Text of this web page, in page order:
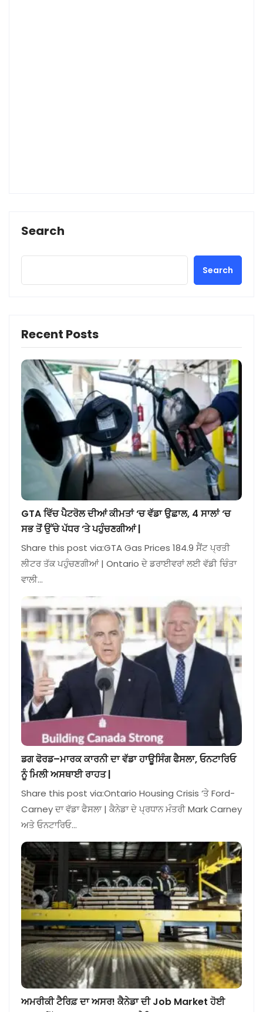
Search
Search
Recent Posts
GTA ਵਿੱਚ ਪੈਟਰੋਲ ਦੀਆਂ ਕੀਮਤਾਂ ‘ਚ ਵੱਡਾ ਉਛਾਲ, 4 ਸਾਲਾਂ ‘ਚ
ਸਭ ਤੋਂ ਉੱਚੇ ਪੱਧਰ ‘ਤੇ ਪਹੁੰਚਣਗੀਆਂ |
Share this post via:GTA Gas Prices 184.9 ਸੈਂਟ ਪ੍ਰਤੀ
ਲੀਟਰ ਤੱਕ ਪਹੁੰਚਣਗੀਆਂ | Ontario ਦੇ ਡਰਾਈਵਰਾਂ ਲਈ ਵੱਡੀ ਚਿੰਤਾ
ਵਾਲੀ…
ਡਗ ਫੋਰਡ–ਮਾਰਕ ਕਾਰਨੀ ਦਾ ਵੱਡਾ ਹਾਊਸਿੰਗ ਫੈਸਲਾ, ਓਨਟਾਰਿਓ
ਨੂੰ ਮਿਲੀ ਅਸਥਾਈ ਰਾਹਤ |
Share this post via:Ontario Housing Crisis ‘ਤੇ Ford-
Carney ਦਾ ਵੱਡਾ ਫੈਸਲਾ | ਕੈਨੇਡਾ ਦੇ ਪ੍ਰਧਾਨ ਮੰਤਰੀ Mark Carney
ਅਤੇ ਓਨਟਾਰਿਓ…
ਅਮਰੀਕੀ ਟੈਰਿਫ਼ ਦਾ ਅਸਰ! ਕੈਨੇਡਾ ਦੀ Job Market ਹੋਈ